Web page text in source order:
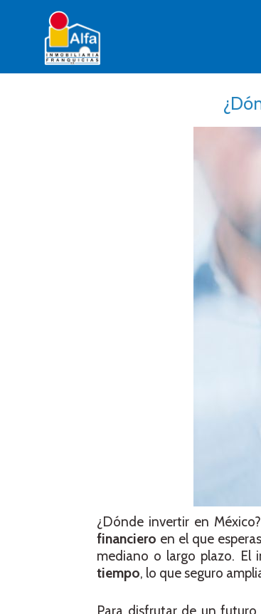
¿Dónde invertir en
financiero en el que
mediano o largo plazo. El
tiempo, lo que seguro
Para disfrutar de un futuro